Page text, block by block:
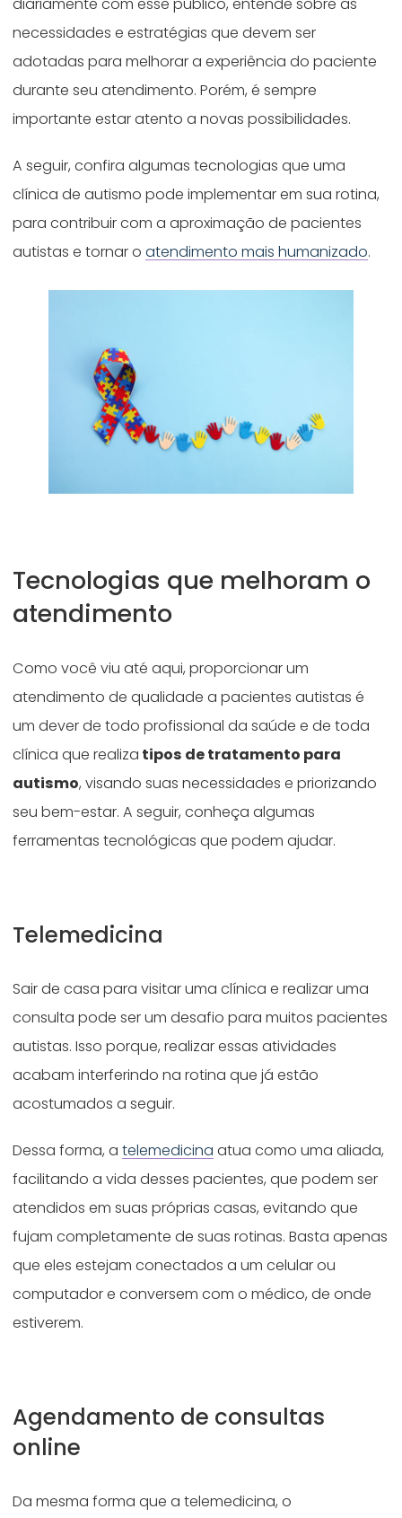
diariamente com esse público, entende sobre as
necessidades e estratégias que devem ser
adotadas para melhorar a experiência do paciente
durante seu atendimento. Porém, é sempre
importante estar atento a novas possibilidades.
A seguir, confira algumas tecnologias que uma
clínica de autismo pode implementar em sua rotina,
para contribuir com a aproximação de pacientes
autistas e tornar oatendimento mais humanizado.
Tecnologias que melhoram o
atendimento
Como você viu até aqui, proporcionar um
atendimento de qualidade a pacientes autistas é
um dever de todo profissional da saúde e de toda
clínica que realiza tipos de tratamento para
autismo, visando suas necessidades e priorizando
seu bem-estar. A seguir, conheça algumas
ferramentas tecnológicas que podem ajudar.
Telemedicina
Sair de casa para visitar uma clínica e realizar uma
consulta pode ser um desafio para muitos pacientes
autistas. Isso porque, realizar essas atividades
acabam interferindo na rotina que já estão
acostumados a seguir.
Dessa forma, atelemedicina atua como uma aliada,
facilitando a vida desses pacientes, que podem ser
atendidos em suas próprias casas, evitando que
fujam completamente de suas rotinas. Basta apenas
que eles estejam conectados a um celular ou
computador e conversem com o médico, de onde
estiverem.
Agendamento de consultas
online
Da mesma forma que a telemedicina, o